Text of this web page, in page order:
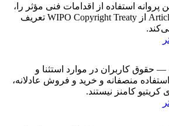
پروانه استفاده از اقدامات فنی مؤثر را،
که با ارجاع به Article 11 از WIPO Copyright Treaty تعریف
— حقوق کاربران در موارد استثنا و
منصفانه و خرید و فروش عادلانه،
کریتیو کامنز نیستند.